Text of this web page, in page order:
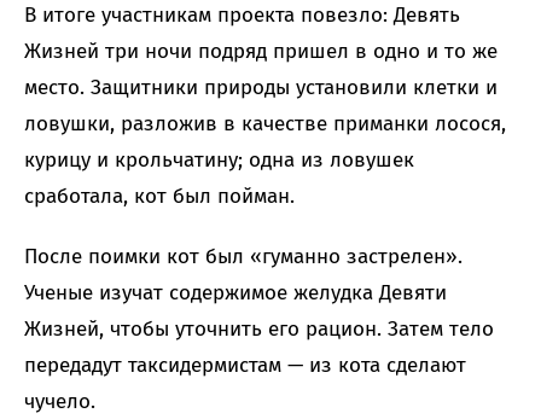
В итоге участникам проекта повезло: Девять
Жизней три ночи подряд пришел в одно и то же
место. Защитники природы установили клетки и
ловушки, разложив в качестве приманки лосося,
курицу и крольчатину; одна из ловушек
сработала, кот был пойман.
После поимки кот был «гуманно застрелен».
Ученые изучат содержимое желудка Девяти
Жизней, чтобы уточнить его рацион. Затем тело
передадут таксидермистам — из кота сделают
чучело.